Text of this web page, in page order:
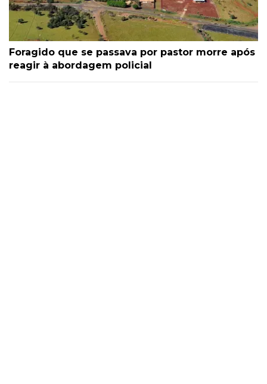
Foragido que se passava por pastor morre após
reagir à abordagem policial